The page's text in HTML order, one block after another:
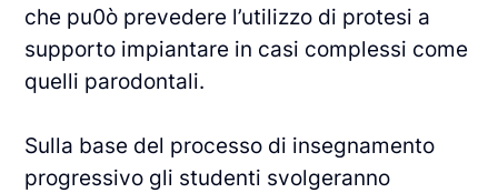
che pu0ò prevedere l’utilizzo di protesi a
supporto impiantare in casi complessi come
quelli parodontali.
Sulla base del processo di insegnamento
progressivo gli studenti svolgeranno